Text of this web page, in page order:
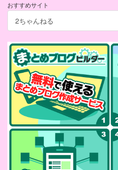
おすすめサイト
2ちゃんねる